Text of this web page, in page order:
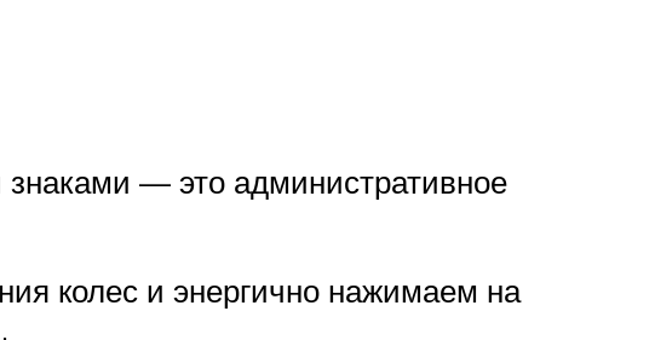
— это административное
колес и энергично нажимаем на